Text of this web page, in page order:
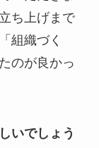
ち上げまで
組織づく
のが良かっ
いでしょう